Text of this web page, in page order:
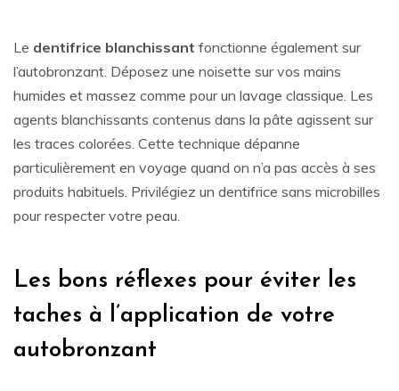
Le dentifrice blanchissant fonctionne également sur
l’autobronzant. Déposez une noisette sur vos mains
humides et massez comme pour un lavage classique. Les
agents blanchissants contenus dans la pâte agissent sur
les traces colorées. Cette technique dépanne
particulièrement en voyage quand on n’a pas accès à ses
produits habituels. Privilégiez un dentifrice sans microbilles
pour respecter votre peau.
Les bons réflexes pour éviter les
taches à l’application de votre
autobronzant